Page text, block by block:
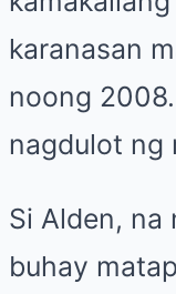
karanasan
noong 2008.
nagdulot ng
Si Alden, na
buhay